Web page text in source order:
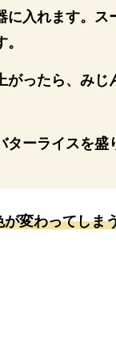
に入れます。
がったら、み
ターライスを盛
変わってしま